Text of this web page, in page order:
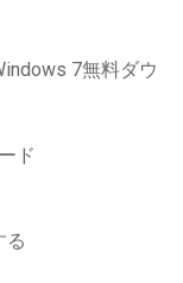
7無料ダウ
ド
る